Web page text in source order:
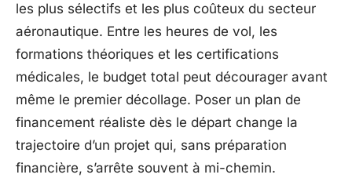
les plus sélectifs et les plus coûteux du secteur
aéronautique. Entre les heures de vol, les
formations théoriques et les certifications
médicales, le budget total peut décourager avant
même le premier décollage. Poser un plan de
financement réaliste dès le départ change la
trajectoire d’un projet qui, sans préparation
financière, s’arrête souvent à mi-chemin.